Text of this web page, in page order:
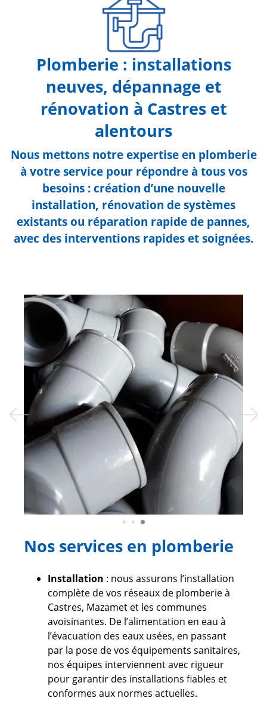
Plomberie : installations
neuves, dépannage et
rénovation à Castres et
alentours
Nous mettons notre expertise en plomberie
à votre service pour répondre à tous vos
besoins : création d’une nouvelle
installation, rénovation de systèmes
existants ou réparation rapide de pannes,
avec des interventions rapides et soignées.
Previous
Nos services en plomberie
Installation : nous assurons l’installation
complète de vos réseaux de plomberie à
Castres, Mazamet et les communes
avoisinantes. De l’alimentation en eau à
l’évacuation des eaux usées, en passant
par la pose de vos équipements sanitaires,
nos équipes interviennent avec rigueur
pour garantir des installations fiables et
conformes aux normes actuelles.